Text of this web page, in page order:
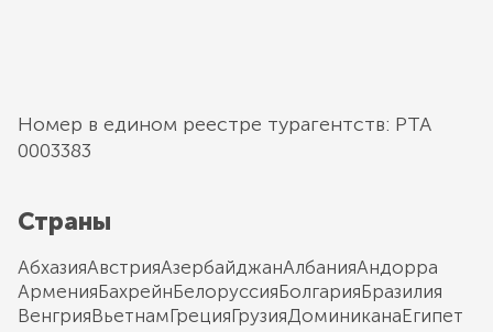
Номер в едином реестре турагентств: РТА
0003383
Страны
АбхазияАвстрияАзербайджанАлбанияАндорра
АрменияБахрейнБелоруссияБолгарияБразилия
ВенгрияВьетнамГрецияГрузияДоминиканаЕгипет